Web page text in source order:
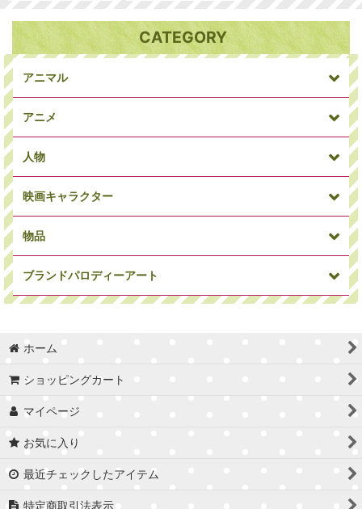
CATEGORY
アニマル
アニメ
カウズ
人物
バスケ選手
映画キャラクター
物品
ブランドパロディーアート
Craig Garcia
ホーム
ショッピングカート
マイページ
お気に入り
最近チェックしたアイテム
特定商取引法表示